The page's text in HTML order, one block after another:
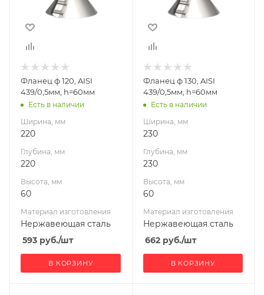
Высота, мм
60
Материал
Нержавеющая
сталь
Диаметр дымохода,
120
УМК
Фланец ф 120, AISI
439/0,5мм, h=60мм
Есть в наличии
Ширина, мм
220
Глубина, мм
220
Высота, мм
60
Материал изготовления
Нержавеющая сталь
593 руб./шт
В КОРЗИНУ
Высота, мм
60
Материал
Нержавеющая
сталь
Диаметр дымохода,
130
УМК
Фланец ф 130, AISI
439/0,5мм, h=60мм
Есть в наличии
Ширина, мм
230
Глубина, мм
230
Высота, мм
60
Материал изготовления
Нержавеющая сталь
662руб./шт
В КОРЗИНУ